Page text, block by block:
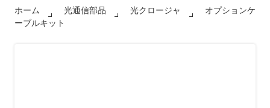
ホーム 光通信部品 光クロージャ
オプションケ
ーブルキット